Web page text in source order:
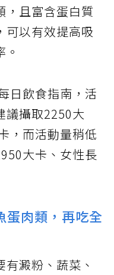
，且富含蛋白質
可以有效提高吸
日飲食指南，活
議攝取2250大
，而活動量稍低
大卡、女性長
蛋肉類，再吃全
澱粉、蔬菜、